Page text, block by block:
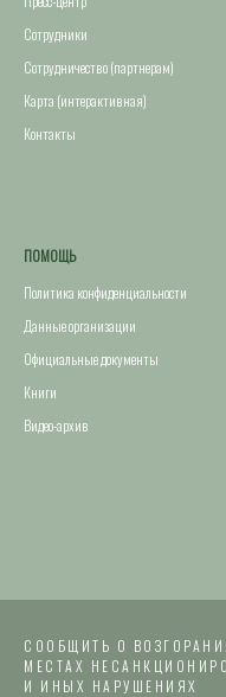
Сотрудники
Сотрудничество (партнерам)
Карта (интерактивная)
Контакты
ПОМОЩЬ
Политика конфиденциальности
Данные организации
Официальные документы
Книги
Видео-архив
СООБЩИТЬ О
МЕСТАХ
И ИНЫХ НАРУШЕНИЯХ